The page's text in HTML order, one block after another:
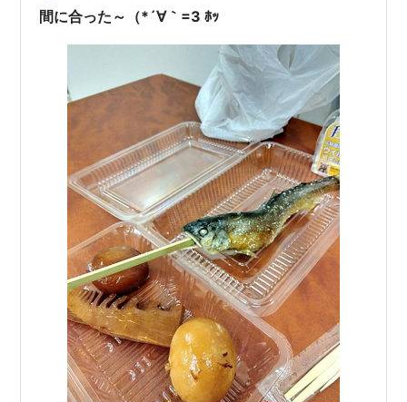
ということで、カルピス。まもなく夏で…
間に合った～（*´∀｀=3 ﾎｯ